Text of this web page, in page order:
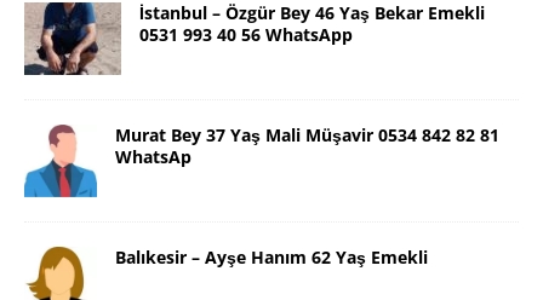
İstanbul – Özgür Bey 46 Yaş Bekar Emekli
0531 993 40 56 WhatsApp
Murat Bey 37 Yaş Mali Müşavir 0534 842 82 81
WhatsAp
Balıkesir – Ayşe Hanım 62 Yaş Emekli